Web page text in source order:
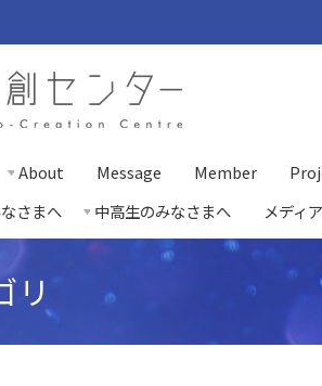
About Message Member
さまへ
中高生のみなさまへ メディア
リ